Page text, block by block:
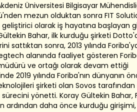
Üniversitesi Bilgisayar
mezun olduktan sonra FIT
geliştirici olarak iş hayatına başlayan
Bahar, ilk kurduğu şirketi
sattıktan sonra, 2013 yılında
alanında faaliyet gösteren
ve ortağı olarak devam ettiği
2019 yılında Foriba'nın dünyanın
şirketi olan Sovos tarafından
sürecini yönetti. Koray Gültekin Bahar,
ardından daha önce kurduğu girişimi,